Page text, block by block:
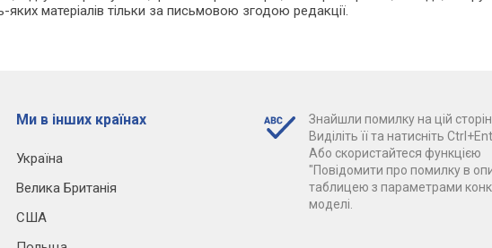
матеріалів тільки за письмовою згодою редакції.
Ми в інших країнах
Україна
Велика Британія
США
Знайшли помилку на цій
Виділіть її та натисніть
Або скористайтеся функцією
"Повідомити про помилку в
таблицею з параметрами
моделі.